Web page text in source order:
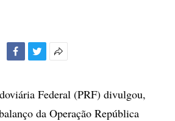
compartilhamento
Federal (PRF) divulgou,
da Operação República